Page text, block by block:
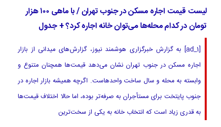
لیست قیمت اجاره مسکن در جنوب تهران / با ماهی ۱۰۰ هزار
تومان در کدام محله‌ها می‌توان خانه اجاره کرد؟ + جدول
[ad_1] به گزارش خبرگزاری هوشمند نیوز، گزارش‌های میدانی از بازار
اجاره مسکن در جنوب تهران نشان می‌دهد قیمت‌ها همچنان متنوع و
وابسته به محله و سال ساخت واحدهاست. اگرچه همیشه بازار اجاره در
جنوب پایتخت برای مستأجران به‌ صرفه‌تر بوده، اما حالا اختلاف قیمت‌ها
به‌ قدری زیاد است که انتخاب خانه به یکی از سخت‌ترین